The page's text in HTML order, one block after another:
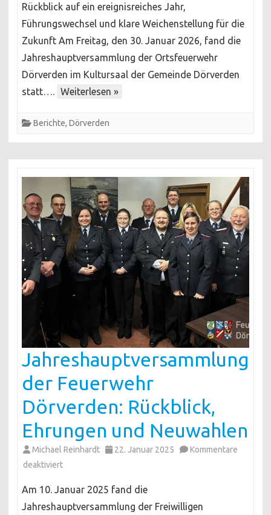
2026
der
Ortsfeuerwehr
Dörverden
Rückblick auf ein ereignisreiches Jahr,
Führungswechsel und klare Weichenstellung für die
Zukunft Am Freitag, den 30. Januar 2026, fand die
Jahreshauptversammlung der Ortsfeuerwehr
Dörverden im Kultursaal der Gemeinde Dörverden
statt….
Weiterlesen »
Berichte, Dörverden
Jahreshauptversammlung
der Feuerwehr
Dörverden: Rückblick,
Ehrungen und Neuwahlen
Michael Reinhardt 22. Januar 2025
Kommentare
deaktiviertfür
der
Feuerwehr
Am 10. Januar 2025 fand die
Jahreshauptversammlung der Freiwilligen